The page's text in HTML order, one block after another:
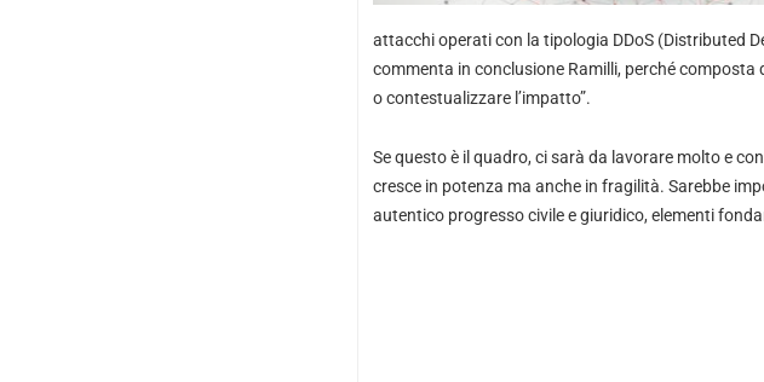
attacchi operati con la tipologia DDoS (Distributed
commenta in conclusione Ramilli, perché
o contestualizzare l’impatto”.
Se questo è il quadro, ci sarà da lavorare molto e
cresce in potenza ma anche in fragilità. Sarebbe
autentico progresso civile e giuridico, elementi